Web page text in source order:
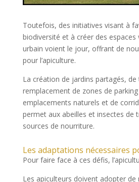
Toutefois, des initiatives visant à
biodiversité et à créer des espaces
urbain voient le jour, offrant de
pour l’apiculture.
La création de jardins partagés,
remplacement de zones de
emplacements naturels et de
permet aux abeilles et insectes de
sources de nourriture.
Les adaptations nécessaires
Pour faire face à ces défis,
Les apiculteurs doivent adopter de